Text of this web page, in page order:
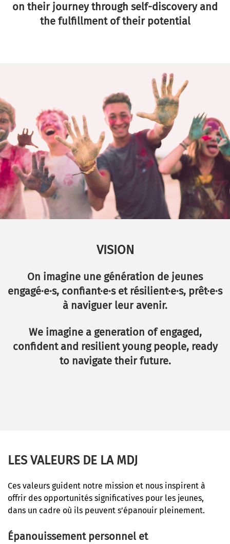
on their journey through self-discovery and
the fulfillment of their potential
VISION
On imagine une génération de jeunes
engagé·e·s, confiant·e·s et résilient·e·s, prêt·e·s
à naviguer leur avenir.
We imagine a generation of engaged,
confident and resilient young people, ready
to navigate their future.
LES VALEURS DE LA MDJ
Ces valeurs guident notre mission et nous inspirent à
offrir des opportunités significatives pour les jeunes,
dans un cadre où ils peuvent s’épanouir pleinement.
Épanouissement personnel et